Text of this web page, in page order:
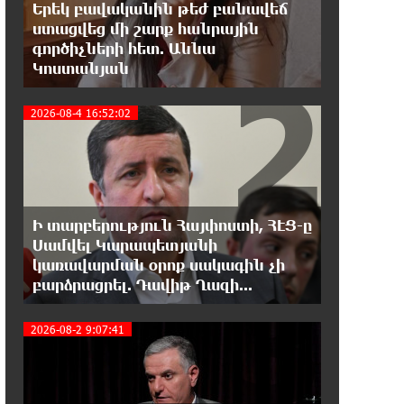
18:51:59 7-08-2026
«ՀայաՔվեի» անդամները ևս
Վաղարշապատի դատարանի
բակում են` հաջակցություն Հայ առաքելական
եկեղեցու և նրա Հովվապետի
18:47:06 7-08-2026
Օգոստոսի 7-ը ասորի ժողովրդի
ցեղասպանության հիշատակի օրն
է․ Ուժեղ Հայաստան
18:41:31 7-08-2026
Հայաստանը ապրում է իր
գոյության ամենախայտառակ
ժամանակաշրջանը․ Գառնիկ Դավթյան
18:37:08 7-08-2026
Երեկ բավականին թեժ բանավեճ
ստացվեց մի շարք հանրային
գործիչների հետ. Աննա
Կոստանյան
2026-08-4 16:52:02
Ի տարբերություն Հայփոստի, ՀԷՑ-ը
Սամվել Կարապետյանի
կառավարման օրոք սակագին չի
բարձրացրել. Դավիթ Ղազի...
2
2026-08-2 9:07:41 3